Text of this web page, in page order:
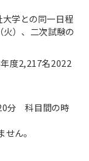
学との同一日程
）、二次試験の
度2,217名2022
分 科目間の時
ん。